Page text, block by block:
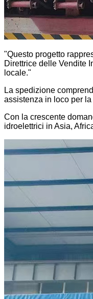
"Questo progetto
Direttrice delle Vendite
locale."
La spedizione
assistenza in loco per
Con la crescente
idroelettrici in Asia,